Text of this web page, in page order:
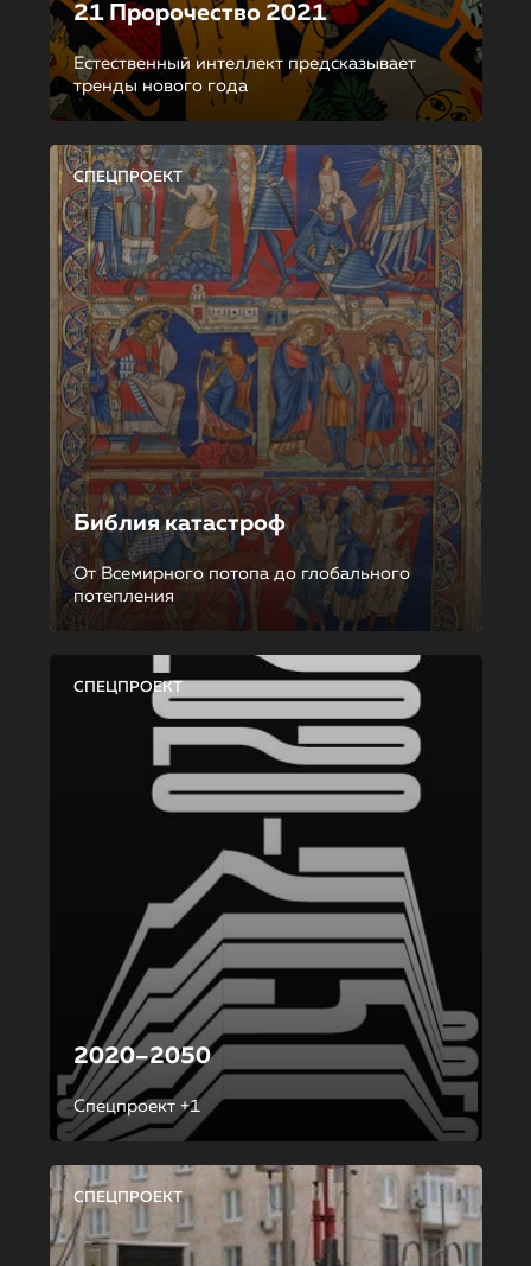
21 Пророчество 2021
Естественный интеллект предсказывает
тренды нового года
СПЕЦПРОЕКТ
Библия катастроф
От Всемирного потопа до глобального
потепления
СПЕЦПРОЕКТ
2020–2050
Спецпроект +1
СПЕЦПРОЕКТ